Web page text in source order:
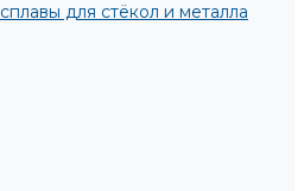
для стёкол и металла